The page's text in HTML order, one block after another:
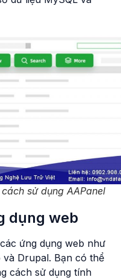
sử dụng AAPanel
dụng web
ứng dụng web như
Drupal. Bạn có thể
cách sử dụng tính